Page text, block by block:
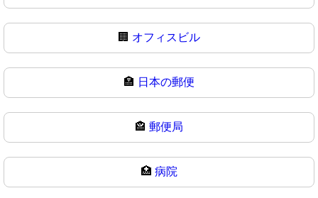
🏢 オフィスビル
🏣 日本の郵便
🏤 郵便局
🏥 病院